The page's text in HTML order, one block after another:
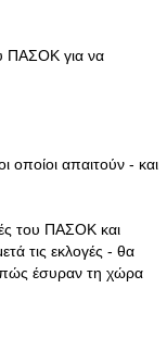
ΠΑΣΟΚ για να
οποίοι απαιτούν - και
του ΠΑΣΟΚ και
τις εκλογές - θα
πώς έσυραν τη χώρα